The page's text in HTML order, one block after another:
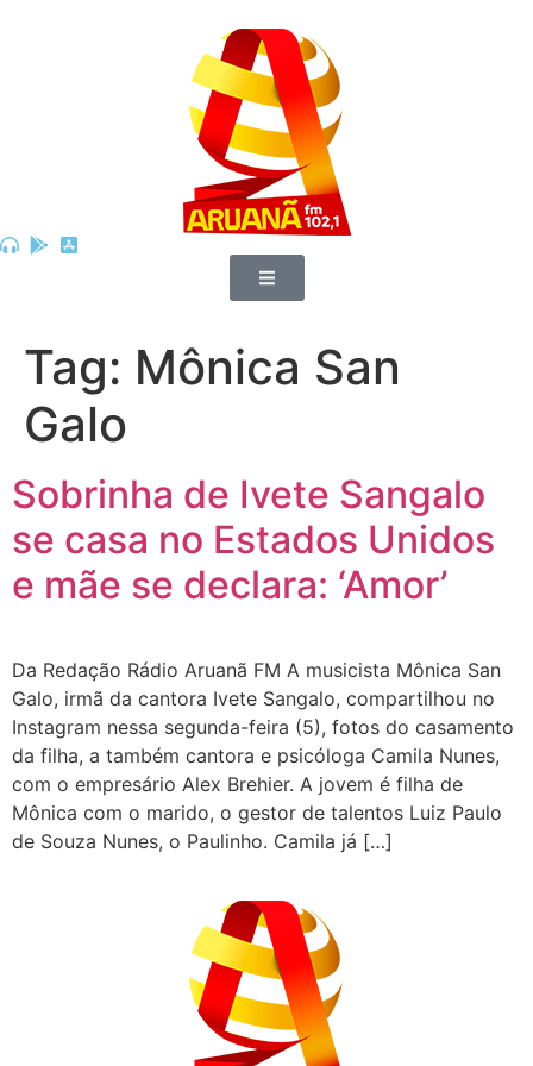
Tag: Mônica San
Galo
Sobrinha de Ivete Sangalo
se casa no Estados Unidos
e mãe se declara: ‘Amor’
Da Redação Rádio Aruanã FM A musicista Mônica San
Galo, irmã da cantora Ivete Sangalo, compartilhou no
Instagram nessa segunda-feira (5), fotos do casamento
da filha, a também cantora e psicóloga Camila Nunes,
com o empresário Alex Brehier. A jovem é filha de
Mônica com o marido, o gestor de talentos Luiz Paulo
de Souza Nunes, o Paulinho. Camila já […]